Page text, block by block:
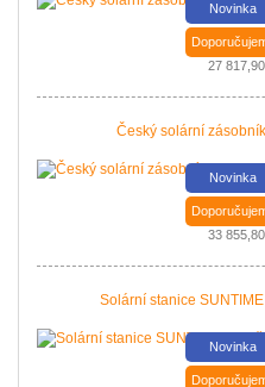
Nová zelená úsporám a
|více zde ..
Novinka
22
27
Český solární
Novinka
27
33
Solární stanice
Novinka